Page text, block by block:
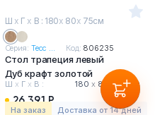
Ш х Г х В : 180х 80х 75см
Серия: Тесс ... Код: 806235
Стол трапеция левый
Дуб крафт золотой
Ш х Г х В : 180 х 80 х75 см
26 391 Р
На заказ Доставка от 14 дней